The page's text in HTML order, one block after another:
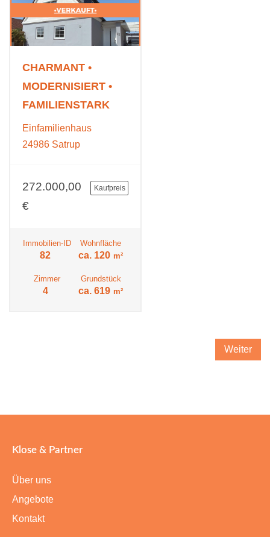
CHARMANT •
MODERNISIERT •
FAMILIENSTARK
Einfamilienhaus
24986 Satrup
272.000,00
€
Kaufpreis
Immobilien-ID
82
Wohnfläche
ca. 120 m²
Zimmer
4
Grundstück
ca. 619 m²
Weiter
Klose & Partner
Über uns
Angebote
Kontakt